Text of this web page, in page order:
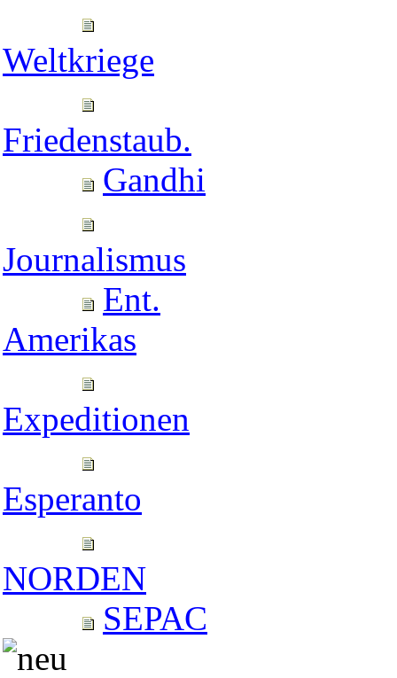
Weltkriege
Friedenstaub.
Gandhi
Journalismus
Ent.
Amerikas
Expeditionen
Esperanto
NORDEN
SEPAC